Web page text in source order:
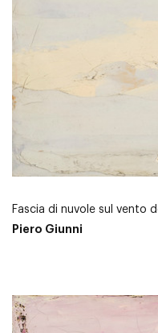
Fascia di nuvole sul vento
Piero Giunni